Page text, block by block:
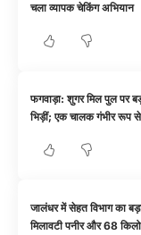
चला व्यापक चेकिंग अभियान
फगवाड़ा: शुगर मिल पुल पर
भिड़ीं; एक चालक गंभीर रूप
जालंधर में सेहत विभाग का
मिलावटी पनीर और 68